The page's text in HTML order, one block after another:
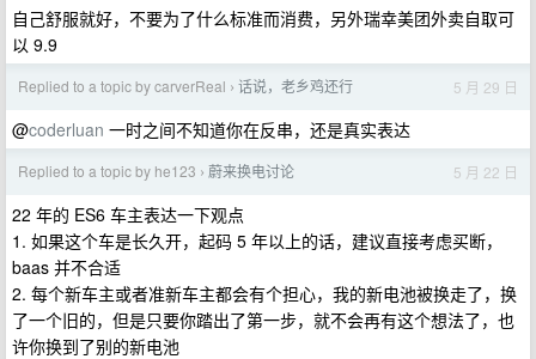
自己舒服就好，不要为了什么标准而消费，另外瑞幸美团外卖自取可
以 9.9
Replied to a topic by carverReal › 话说，老乡鸡还行 5 月 29 日
@coderluan 一时之间不知道你在反串，还是真实表达
Replied to a topic by he123 › 蔚来换电讨论 5 月 22 日
22 年的 ES6 车主表达一下观点
1. 如果这个车是长久开，起码 5 年以上的话，建议直接考虑买断，
baas 并不合适
2. 每个新车主或者准新车主都会有个担心，我的新电池被换走了，换
了一个旧的，但是只要你踏出了第一步，就不会再有这个想法了，也
许你换到了别的新电池